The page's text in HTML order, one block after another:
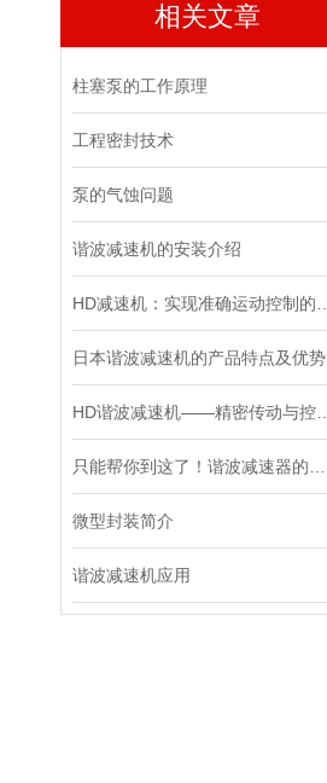
相关文章
柱塞泵的工作原理
工程密封技术
泵的气蚀问题
谐波减速机的安装介绍
日本谐波减速机的产品特点及优势
微型封装简介
谐波减速机应用